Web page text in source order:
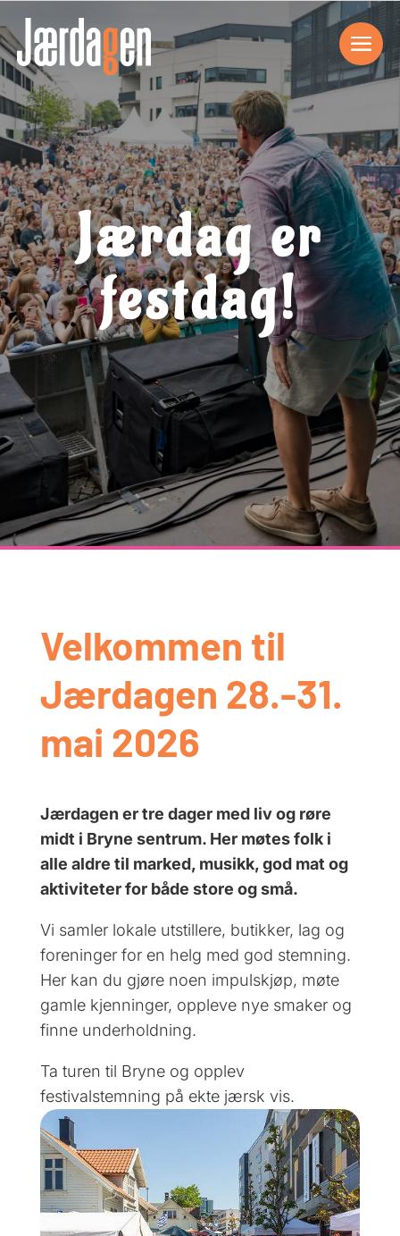
Jærdag er
festdag!
Velkommen til
Jærdagen 28.-31.
mai 2026
Jærdagen er tre dager med liv og røre
midt i Bryne sentrum. Her møtes folk i
alle aldre til marked, musikk, god mat og
aktiviteter for både store og små.
Vi samler lokale utstillere, butikker, lag og
foreninger for en helg med god stemning.
Her kan du gjøre noen impulskjøp, møte
gamle kjenninger, oppleve nye smaker og
finne underholdning.
Ta turen til Bryne og opplev
festivalstemning på ekte jærsk vis.